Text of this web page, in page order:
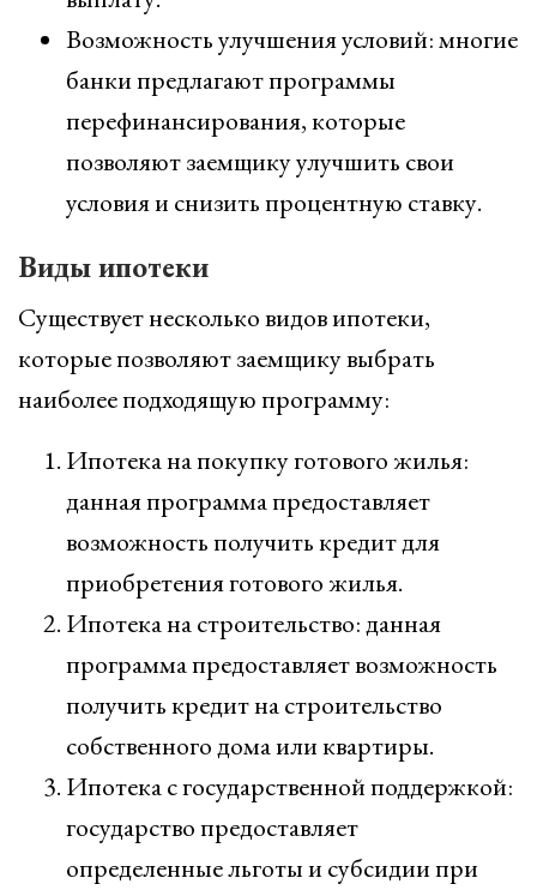
Возможность улучшения условий: многие
банки предлагают программы
перефинансирования, которые
позволяют заемщику улучшить свои
условия и снизить процентную ставку.
Виды ипотеки
Существует несколько видов ипотеки,
которые позволяют заемщику выбрать
наиболее подходящую программу:
Ипотека на покупку готового жилья:
данная программа предоставляет
возможность получить кредит для
приобретения готового жилья.
Ипотека на строительство: данная
программа предоставляет возможность
получить кредит на строительство
собственного дома или квартиры.
Ипотека с государственной поддержкой:
государство предоставляет
определенные льготы и субсидии при